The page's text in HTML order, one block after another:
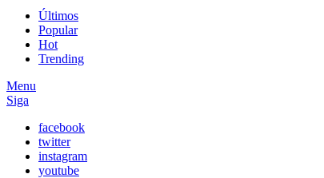
Últimos
Popular
Hot
Trending
Menu
Siga
facebook
twitter
instagram
youtube